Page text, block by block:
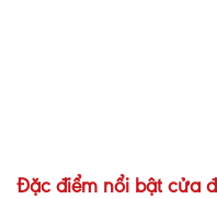
Đặc điểm nổi bật cửa